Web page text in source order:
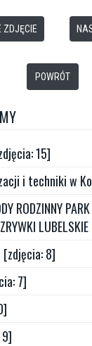
ZDJĘCIE
POWRÓT
15]
i techniki w
RODZINNY
[zdjęcia: 8]
7]